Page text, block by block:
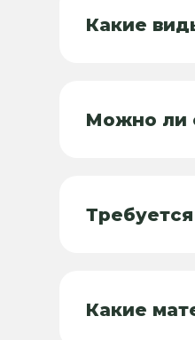
Какие
Можно ли
Какие